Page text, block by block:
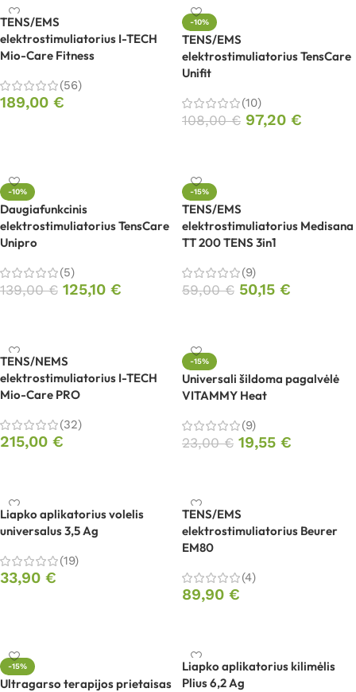
TENS/EMS
elektrostimuliatorius I-TECH
Mio-Care Fitness
(56)
189,00 €
-10%
TENS/EMS
elektrostimuliatorius TensCare
Unifit
(10)
108,00€ 97,20 €
-10%
Daugiafunkcinis
elektrostimuliatorius TensCare
Unipro
(5)
139,00€ 125,10 €
-15%
TENS/EMS
elektrostimuliatorius Medisana
TT 200 TENS 3in1
(9)
59,00€ 50,15 €
TENS/NEMS
elektrostimuliatorius I-TECH
Mio-Care PRO
(32)
215,00 €
-15%
Universali šildoma pagalvėlė
VITAMMY Heat
(9)
23,00€ 19,55 €
Liapko aplikatorius volelis
universalus 3,5 Ag
(19)
33,90 €
TENS/EMS
elektrostimuliatorius Beurer
EM80
(4)
89,90 €
-15%
Ultragarso terapijos prietaisas
Liapko aplikatorius kilimėlis
Plius 6,2 Ag